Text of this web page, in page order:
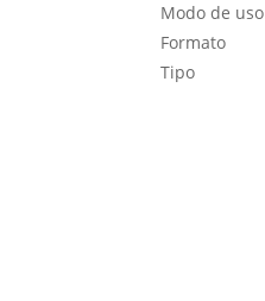
Modo de uso
Formato
Tipo